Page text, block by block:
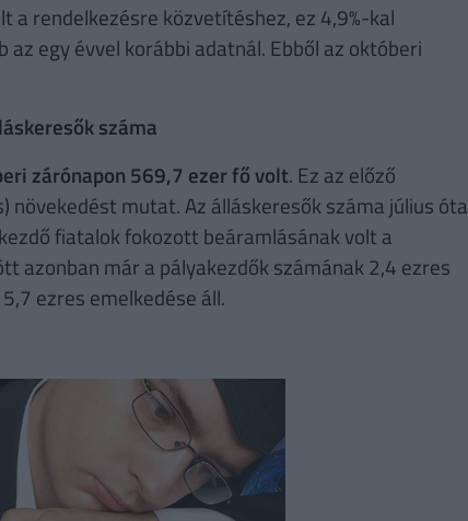
a rendelkezésre közvetítéshez, ez 4,9%-kal
az egy évvel korábbi adatnál. Ebből az októberi
száma
zárónapon 569,7 ezer fő volt. Ez az előző
növekedést mutat. Az álláskeresők száma július óta
fiatalok fokozott beáramlásának volt a
azonban már a pályakezdők számának 2,4 ezres
ezres emelkedése áll.